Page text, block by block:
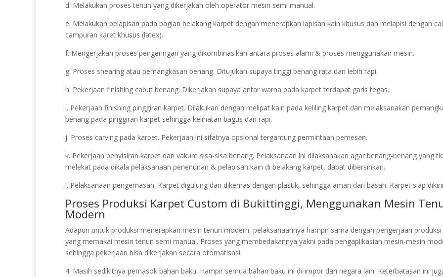
d. Melakukan proses tenun yang dikerjakan oleh operator mesin semi manual.
e. Melakukan pelapisan pada bagian belakang karpet dengan menerapkan lapisan kain khusus dan melapisi dengan
campuran karet khusus (latex).
f. Mengerjakan proses pengeringan yang dikombinasikan antara proses alami & proses menggunakan mesin.
g. Proses shearing atau pemangkasan benang. Ditujukan supaya tinggi benang rata dan lebih rapi.
h. Pekerjaan finishing cabut benang. Dikerjakan supaya antar warna pada karpet terdapat garis tegas.
i. Pekerjaan finishing pinggiran karpet. Dilakukan dengan melipat kain pada keliling karpet dan melaksanakan
benang pada pinggiran karpet sehingga kelihatan bagus dan rapi.
j. Proses carving pada karpet. Pekerjaan ini sifatnya opsional tergantung permintaan pemesan.
k. Pekerjaan penyisiran karpet dan vakum sisa-sisa benang. Pelaksanaan ini dilaksanakan agar benang-benang yang
melekat pada dikala pelaksanaan penenunan & pelapisan kain di belakang karpet, dapat dibersihkan.
l. Pelaksanaan pengemasan. Karpet digulung dan dikemas dengan plastik, sehingga aman dari basah. Karpet siap
Proses Produksi Karpet Custom di Bukittinggi, Menggunakan Mesin
Modern
Adapun untuk produksi menerapkan mesin tenun modern, pelaksanaannya hampir sama dengan pengerjaan produksi
yang memakai mesin tenun semi manual. Proses yang membedakannya yakni pada pengaplikasian mesin-mesin
sehingga pekerjaan bisa dikerjakan secara otomatisasi.
4. Masih sedikitnya pemasok bahan baku. Hampir semua bahan baku ini di-impor dari negara lain. Keterbatasan ini